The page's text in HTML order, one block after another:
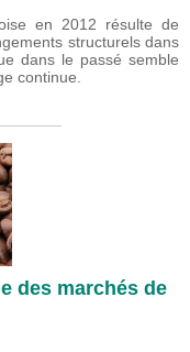
en 2012 résulte de
structurels dans
dans le passé semble
continue.
des marchés de